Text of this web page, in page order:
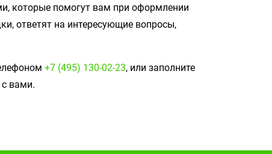
которые помогут вам при оформлении
ответят на интересующие вопросы,
+7 (495) 130-02-23, или заполните
вами.